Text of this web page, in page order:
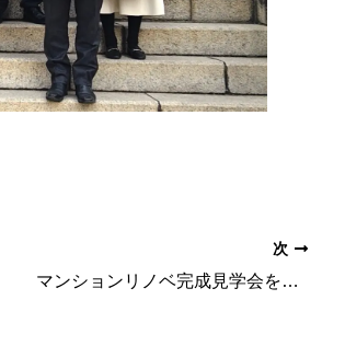
次
マンションリノベ完成見学会を開催します